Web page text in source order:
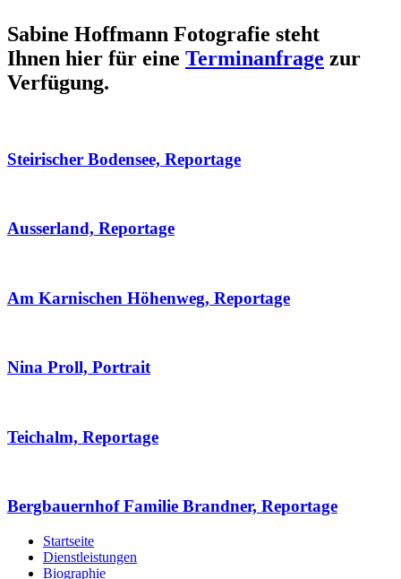
Sabine Hoffmann Fotografie steht
Ihnen hier für eine Terminanfrage zur
Verfügung.
Steirischer Bodensee, Reportage
Ausserland, Reportage
Am Karnischen Höhenweg, Reportage
Nina Proll, Portrait
Teichalm, Reportage
Bergbauernhof Familie Brandner, Reportage
Startseite
Dienstleistungen
Biographie